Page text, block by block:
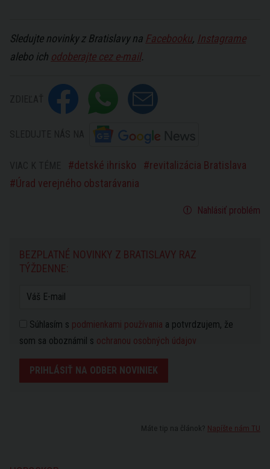
Sledujte novinky z Bratislavy na Facebooku, Instagrame
alebo ich odoberajte cez e-mail.
detské ihrisko
revitalizácia Bratislava
Úrad verejného obstarávania
Nahlásiť problém
BEZPLATNÉ NOVINKY Z BRATISLAVY RAZ
TÝŽDENNE:
Súhlasím s podmienkami používania a potvrdzujem, že
som sa oboznámil s ochranou osobných údajov
PRIHLÁSIŤ NA ODBER NOVINIEK
Máte tip na článok? Napíšte nám TU